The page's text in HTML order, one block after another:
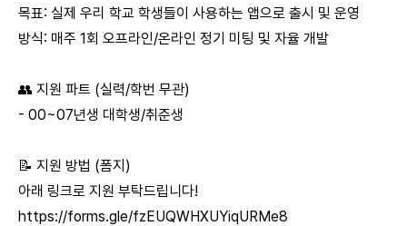
목표: 실제 우리 학교 학생들이 사용하는 앱으로 출시 및 운영
방식: 매주 1회 오프라인/온라인 정기 미팅 및 자율 개발
👥 지원 파트 (실력/학번 무관)
- 00~07년생 대학생/취준생
📝 지원 방법 (폼지)
아래 링크로 지원 부탁드립니다!
https://forms.gle/fzEUQWHXUYiqURMe8